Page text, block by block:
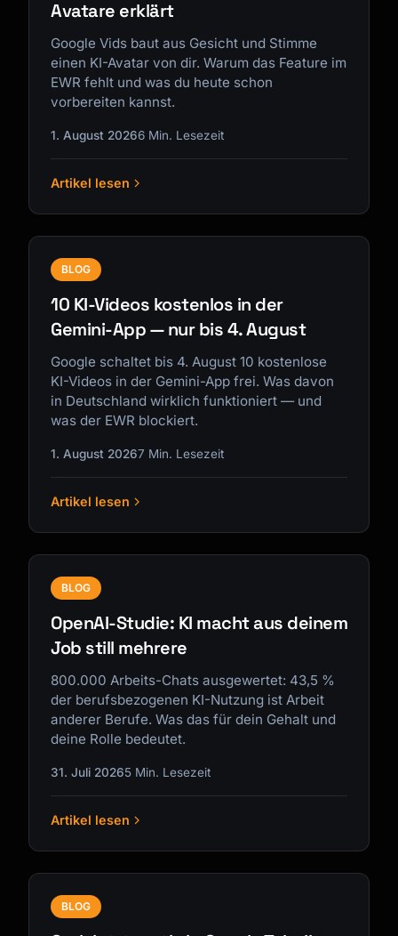
Avatare erklärt
Google Vids baut aus Gesicht und Stimme
einen KI-Avatar von dir. Warum das Feature im
EWR fehlt und was du heute schon
vorbereiten kannst.
1. August 20266 Min. Lesezeit
Artikel lesen
BLOG
10 KI-Videos kostenlos in der
Gemini-App — nur bis 4. August
Google schaltet bis 4. August 10 kostenlose
KI-Videos in der Gemini-App frei. Was davon
in Deutschland wirklich funktioniert — und
was der EWR blockiert.
1. August 20267 Min. Lesezeit
Artikel lesen
BLOG
OpenAI-Studie: KI macht aus deinem
Job still mehrere
800.000 Arbeits-Chats ausgewertet: 43,5 %
der berufsbezogenen KI-Nutzung ist Arbeit
anderer Berufe. Was das für dein Gehalt und
deine Rolle bedeutet.
31. Juli 20265 Min. Lesezeit
Artikel lesen
BLOG